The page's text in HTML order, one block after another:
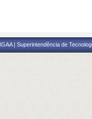
| Superintendência de